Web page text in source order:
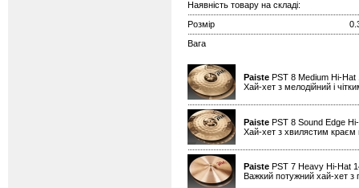
Наявність товару на складі:
Розмір
Вага
Paiste PST 8 Medium Hi-
Хай-хет з мелодійний і
Paiste PST 8 Sound Edge
Хай-хет з хвилястим краєм
Paiste PST 7 Heavy Hi-Hat
Важкий потужний хай-хет з